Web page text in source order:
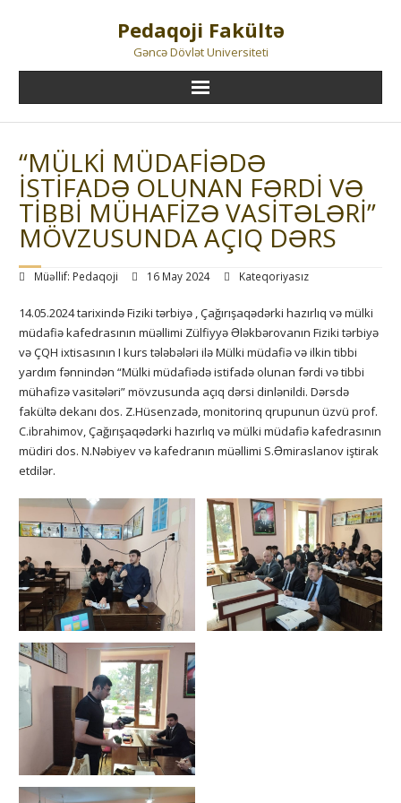
Pedaqoji Fakültə
Gəncə Dövlət Universiteti
“MÜLKI MÜDAFIƏDƏ
ISTIFADƏ OLUNAN FƏRDI VƏ
TIBBI MÜHAFIZƏ VASITƏLƏRI”
MÖVZUSUNDA AÇIQ DƏRS
Müəllif: Pedaqoji 16 May 2024 Kateqoriyasız
14.05.2024 tarixində Fiziki tərbiyə , Çağırışaqədərki hazırlıq və mülki
müdafiə kafedrasının müəllimi Zülfiyyə Ələkbərovanın Fiziki tərbiyə
və ÇQH ixtisasının I kurs tələbələri ilə Mülki müdafiə və ilkin tibbi
yardım fənnindən “Mülki müdafiədə istifadə olunan fərdi və tibbi
mühafizə vasitələri” mövzusunda açıq dərsi dinlənildi. Dərsdə
fakültə dekanı dos. Z.Hüsenzadə, monitorinq qrupunun üzvü prof.
C.ibrahimov, Çağırışaqədərki hazırlıq və mülki müdafiə kafedrasının
müdiri dos. N.Nəbiyev və kafedranın müəllimi S.Əmiraslanov iştirak
etdilər.